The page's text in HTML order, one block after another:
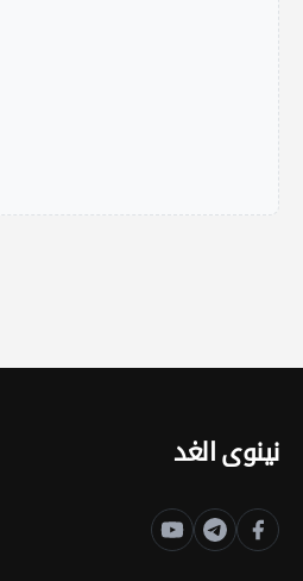
نينوى الغد